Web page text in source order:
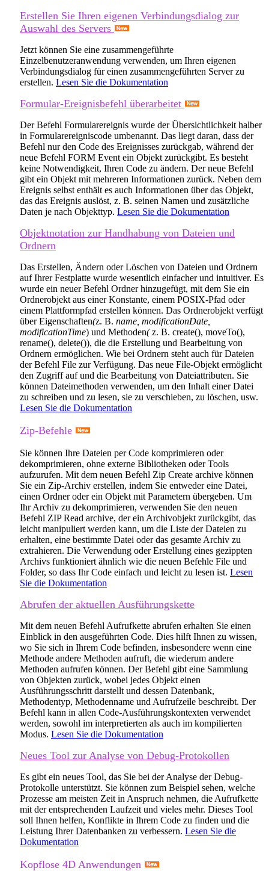
Erstellen Sie Ihren eigenen Verbindungsdialog zur
Auswahl des Servers
Jetzt können Sie eine zusammengeführte
Einzelbenutzeranwendung verwenden, um Ihren eigenen
Verbindungsdialog für einen zusammengeführten Server zu
erstellen. Lesen Sie die Dokumentation
Formular-Ereignisbefehl überarbeitet
Der Befehl Formularereignis wurde der Übersichtlichkeit halber
in Formularereigniscode umbenannt. Das liegt daran, dass der
Befehl nur den Code des Ereignisses zurückgab, während der
neue Befehl FORM Event ein Objekt zurückgibt. Es besteht
keine Notwendigkeit, Ihren Code zu ändern. Der neue Befehl
gibt ein Objekt mit mehreren Informationen zurück. Neben dem
Ereignis selbst enthält es auch Informationen über das Objekt,
das das Ereignis auslöst, z. B. seinen Namen und zusätzliche
Daten je nach Objekttyp. Lesen Sie die Dokumentation
Objektnotation zur Handhabung von Dateien und
Ordnern
Das Erstellen, Ändern oder Löschen von Dateien und Ordnern
auf Ihrer Festplatte wurde wesentlich einfacher und intuitiver. Es
wurde ein neuer Befehl Ordnerhinzugefügt, mit dem Sie ein
Ordnerobjekt aus einer Konstante, einem POSIX-Pfad oder
einem Plattformpfad erstellen können. Das Ordnerobjekt verfügt
über Eigenschaften(z. B. name modificationDate
modificationTime) und Methoden(z. B. create(), moveTo(),
rename(), delete()), die die Erstellung und Bearbeitung von
Ordnern ermöglichen. Wie bei Ordnern steht auch für Dateien
der Befehl File zur Verfügung. Das neue File-Objekt ermöglicht
den Zugriff auf und die Bearbeitung von Dateiattributen. Sie
können Dateimethoden verwenden, um den Inhalt einer Datei
zu schreiben und zu lesen, sie zu verschieben, zu löschen, usw.
Lesen Sie die Dokumentation
Zip-Befehle
Sie können Ihre Dateien per Code komprimieren oder
dekomprimieren, ohne externe Bibliotheken oder Tools
aufzurufen. Mit dem neuen Befehl Zip Create archive können
Sie ein Zip-Archiv erstellen, indem Sie entweder eine Datei,
einen Ordner oder ein Objekt mit Parametern übergeben. Um
Ihr Archiv zu dekomprimieren, verwenden Sie den neuen
Befehl ZIP Read archive, der ein Archivobjekt zurückgibt, das
leicht manipuliert werden kann, um die Liste der Dateien zu
erhalten, eine bestimmte Datei oder das gesamte Archiv zu
extrahieren. Die Verwendung oder Erstellung eines gezippten
Archivs funktioniert ähnlich wie die neuen Befehle File und
Folder, so dass Ihr Code einfach und leicht zu lesen ist. Lesen
Sie die Dokumentation
Abrufen der aktuellen Ausführungskette
Mit dem neuen Befehl Aufrufkette abrufen erhalten Sie einen
Einblick in den ausgeführten Code. Dies hilft Ihnen zu wissen,
wo Sie sich in Ihrem Code befinden, insbesondere wenn eine
Methode andere Methoden aufruft, die wiederum andere
Methoden aufrufen können. Der Befehl gibt eine Sammlung
von Objekten zurück, wobei jedes Objekt einen
Ausführungsschritt darstellt und dessen Datenbank,
Methodentyp, Methodenname und Aufrufzeile beschreibt. Der
Befehl kann in allen Code-Ausführungskontexten verwendet
werden, sowohl im interpretierten als auch im kompilierten
Modus. Lesen Sie die Dokumentation
Neues Tool zur Analyse von Debug-Protokollen
Es gibt ein neues Tool, das Sie bei der Analyse der Debug-
Protokolle unterstützt. Sie können zum Beispiel sehen, welche
Prozesse am meisten Zeit in Anspruch nehmen, die Aufrufkette
mit der entsprechenden Laufzeit und vieles mehr. Dieses Tool
soll Ihnen helfen, Konflikte in Ihrem Code zu finden und die
Leistung Ihrer Datenbanken zu verbessern. Lesen Sie die
Dokumentation
Kopflose 4D Anwendungen